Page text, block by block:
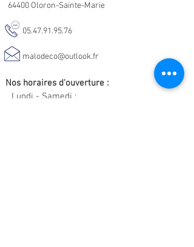
64400 Oloron-Sainte-Marie
05.47.91.95.76
malodeco@outlook.fr
Nos horaires d'ouverture :
Lundi - Samedi :